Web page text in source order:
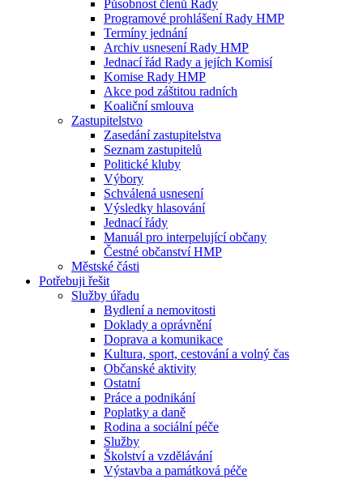
Působnost členů Rady
Programové prohlášení Rady HMP
Termíny jednání
Archiv usnesení Rady HMP
Jednací řád Rady a jejích Komisí
Komise Rady HMP
Akce pod záštitou radních
Koaliční smlouva
Zastupitelstvo
Zasedání zastupitelstva
Seznam zastupitelů
Politické kluby
Výbory
Schválená usnesení
Výsledky hlasování
Jednací řády
Manuál pro interpelující občany
Čestné občanství HMP
Městské části
Potřebuji řešit
Služby úřadu
Bydlení a nemovitosti
Doklady a oprávnění
Doprava a komunikace
Kultura, sport, cestování a volný čas
Občanské aktivity
Ostatní
Práce a podnikání
Poplatky a daně
Rodina a sociální péče
Služby
Školství a vzdělávání
Výstavba a památková péče